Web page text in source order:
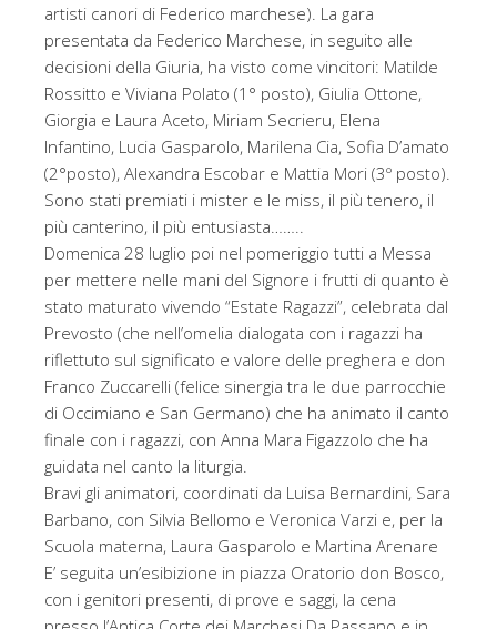
artisti canori di Federico marchese). La gara
presentata da Federico Marchese, in seguito alle
decisioni della Giuria, ha visto come vincitori: Matilde
Rossitto e Viviana Polato (1° posto), Giulia Ottone,
Giorgia e Laura Aceto, Miriam Secrieru, Elena
Infantino, Lucia Gasparolo, Marilena Cia, Sofia D’amato
(2°posto), Alexandra Escobar e Mattia Mori (3º posto).
Sono stati premiati i mister e le miss, il più tenero, il
più canterino, il più entusiasta……..
Domenica 28 luglio poi nel pomeriggio tutti a Messa
per mettere nelle mani del Signore i frutti di quanto è
stato maturato vivendo “Estate Ragazzi”, celebrata dal
Prevosto (che nell’omelia dialogata con i ragazzi ha
riflettuto sul significato e valore delle preghera e don
Franco Zuccarelli (felice sinergia tra le due parrocchie
di Occimiano e San Germano) che ha animato il canto
finale con i ragazzi, con Anna Mara Figazzolo che ha
guidata nel canto la liturgia.
Bravi gli animatori, coordinati da Luisa Bernardini, Sara
Barbano, con Silvia Bellomo e Veronica Varzi e, per la
Scuola materna, Laura Gasparolo e Martina Arenare
E’ seguita un’esibizione in piazza Oratorio don Bosco,
con i genitori presenti, di prove e saggi, la cena